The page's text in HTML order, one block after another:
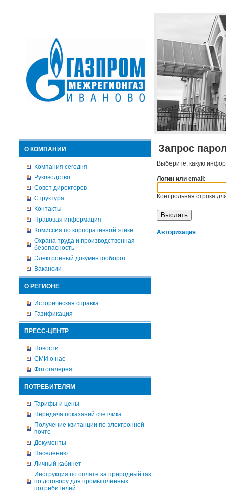
О КОМПАНИИ
Компания сегодня
Руководство
Совет директоров
Структура
Контакты
Правовая информация
Комиссия по корпоративной этике
Охрана труда и производственная
безопасность
Электронный документооборот
Вакансии
О РЕГИОНЕ
Историческая справка
Газификация
ПРЕСС-ЦЕНТР
Новости
СМИ о нас
Фотогалерея
ПОТРЕБИТЕЛЯМ
Тарифы и цены
Передача показаний счетчика
Получение квитанции по электронной
почте
Документы
Населению
Личный кабинет
Инструкция по оплате за природный газ
по договору для промышленных
потребителей
Запрос
Выберите, какую
Логин или email:
Контрольная строка
Авторизация